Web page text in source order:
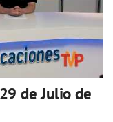
de Julio de